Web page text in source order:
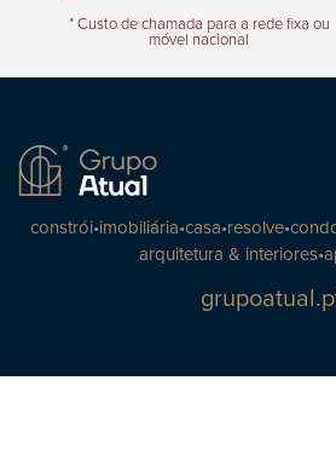
* Custo de chamada para a rede fixa ou
móvel nacional
constrói•imobiliária•casa•resolve•
arquitetura & interiores•